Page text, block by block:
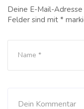
Deine E-Mail-
Felder sind mit *